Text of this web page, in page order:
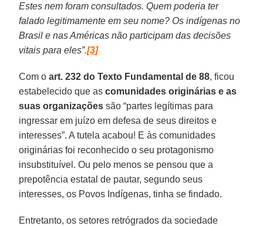
Estes nem foram consultados. Quem poderia ter
falado legitimamente em seu nome? Os indígenas no
Brasil e nas Américas não participam das decisões
vitais para eles”.[3]
Com oart. 232 do Texto Fundamental de 88, ficou
estabelecido que ascomunidades originárias e as
suas organizações são “partes legítimas para
ingressar em juízo em defesa de seus direitos e
interesses”. A tutela acabou! E às comunidades
originárias foi reconhecido o seu protagonismo
insubstituível. Ou pelo menos se pensou que a
prepotência estatal de pautar, segundo seus
interesses, os Povos Indígenas, tinha se findado.
Entretanto, os setores retrógrados da sociedade